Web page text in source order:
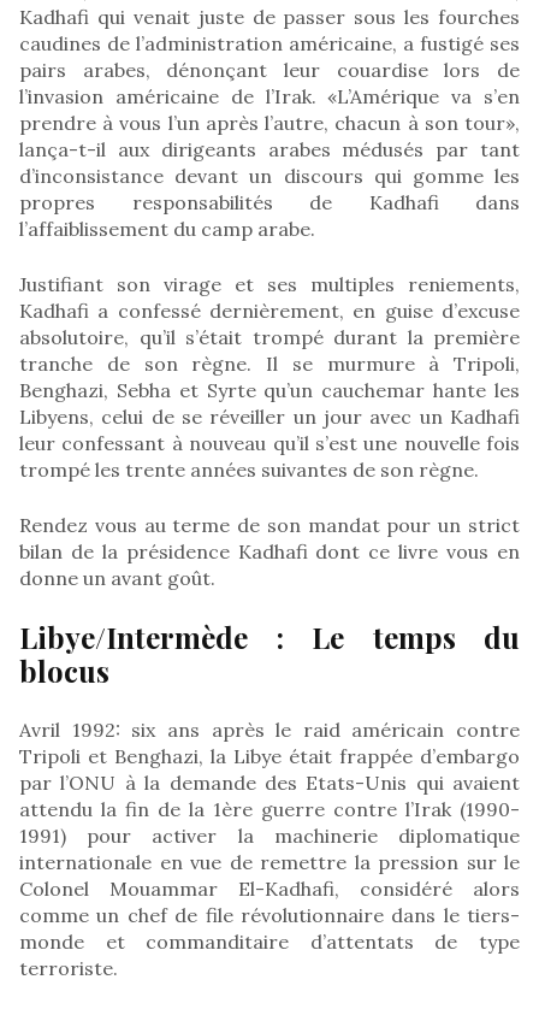
Kadhafi qui venait juste de passer sous les fourches
caudines de l’administration américaine, a fustigé ses
pairs arabes, dénonçant leur couardise lors de
l’invasion américaine de l’Irak. «L’Amérique va s’en
prendre à vous l’un après l’autre, chacun à son tour»,
lança-t-il aux dirigeants arabes médusés par tant
d’inconsistance devant un discours qui gomme les
propres responsabilités de Kadhafi dans
l’affaiblissement du camp arabe.
Justifiant son virage et ses multiples reniements,
Kadhafi a confessé dernièrement, en guise d’excuse
absolutoire, qu’il s’était trompé durant la première
tranche de son règne. Il se murmure à Tripoli,
Benghazi, Sebha et Syrte qu’un cauchemar hante les
Libyens, celui de se réveiller un jour avec un Kadhafi
leur confessant à nouveau qu’il s’est une nouvelle fois
trompé les trente années suivantes de son règne.
Rendez vous au terme de son mandat pour un strict
bilan de la présidence Kadhafi dont ce livre vous en
donne un avant goût.
Libye/Intermède : Le temps du
blocus
Avril 1992: six ans après le raid américain contre
Tripoli et Benghazi, la Libye était frappée d’embargo
par l’ONU à la demande des Etats-Unis qui avaient
attendu la fin de la 1ère guerre contre l’Irak (1990-
1991) pour activer la machinerie diplomatique
internationale en vue de remettre la pression sur le
Colonel Mouammar El-Kadhafi, considéré alors
comme un chef de file révolutionnaire dans le tiers-
monde et commanditaire d’attentats de type
terroriste.